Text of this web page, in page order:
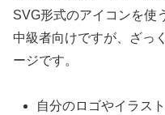
SVG形式のアイコンを使
中級者向けですが、ざっ
ージです。
自分のロゴやイラス